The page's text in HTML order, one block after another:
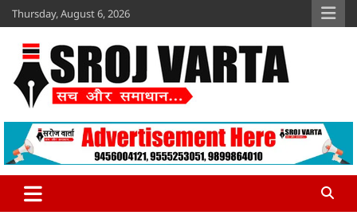
Skip
to
content
Thursday, August 6, 2026
Sroj Varta
www.srojvarta.in